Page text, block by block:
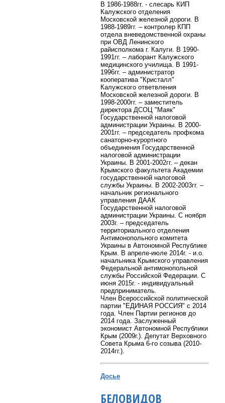
В 1986-1988гг. - слесарь КИП
Калужского отделения
Московской железной дороги. В
1988-1989гг. – контролер КПП
отдела вневедомственной охраны
при ОВД Ленинского
райисполкома г. Калуги. В 1990-
1991гг. – лаборант Калужского
медицинского училища. В 1991-
1996гг. – администратор
кооператива "Кристалл"
Калужского ответвления
Московской железной дороги. В
1998-2000гг. – заместитель
директора ДСОЦ "Маяк"
Государственной налоговой
администрации Украины. В 2000-
2001гг. – председатель профкома
санаторно-курортного
объединения Государственной
налоговой администрации
Украины. В 2001-2002гг. – декан
Крымского факультета Академии
государственной налоговой
службы Украины. В 2002-2003гг. –
начальник регионального
управления ДААК
Государственной налоговой
администрации Украины. С ноября
2003г. – председатель
территориального отделения
Антимонопольного комитета
Украины в Автономной Республике
Крым. В апреле-июле 2014г. - и.о.
начальника Крымского управления
Федеральной антимонопольной
службы Российской Федерации. С
июня 2015г. - индивидуальный
предприниматель.
Член Всероссийской политической
партии "ЕДИНАЯ РОССИЯ" c 2014
года. Член Партии регионов до
2014 года. Заслуженный
экономист Автономной Республики
Крым (2009г.). Депутат Верховного
Совета Крыма 6-го созыва (2010-
2014гг.).
Досье
БЕЛОВИДОВ